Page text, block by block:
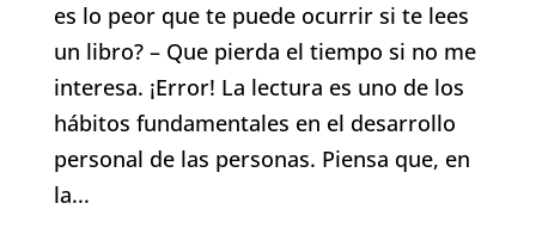
es lo peor que te puede ocurrir si te lees
un libro? – Que pierda el tiempo si no me
interesa. ¡Error! La lectura es uno de los
hábitos fundamentales en el desarrollo
personal de las personas. Piensa que, en
la...